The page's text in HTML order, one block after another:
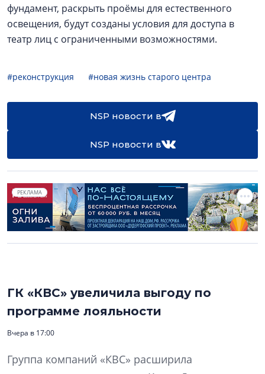
фундамент, раскрыть проёмы для естественного
освещения, будут созданы условия для доступа в
театр лиц с ограниченными возможностями.
#реконструкция #новая жизнь старого центра
NSP новости в
NSP новости в
РЕКЛАМА
ГК «КВС» увеличила выгоду по
программе лояльности
Вчера в 17:00
Группа компаний «КВС» расширила